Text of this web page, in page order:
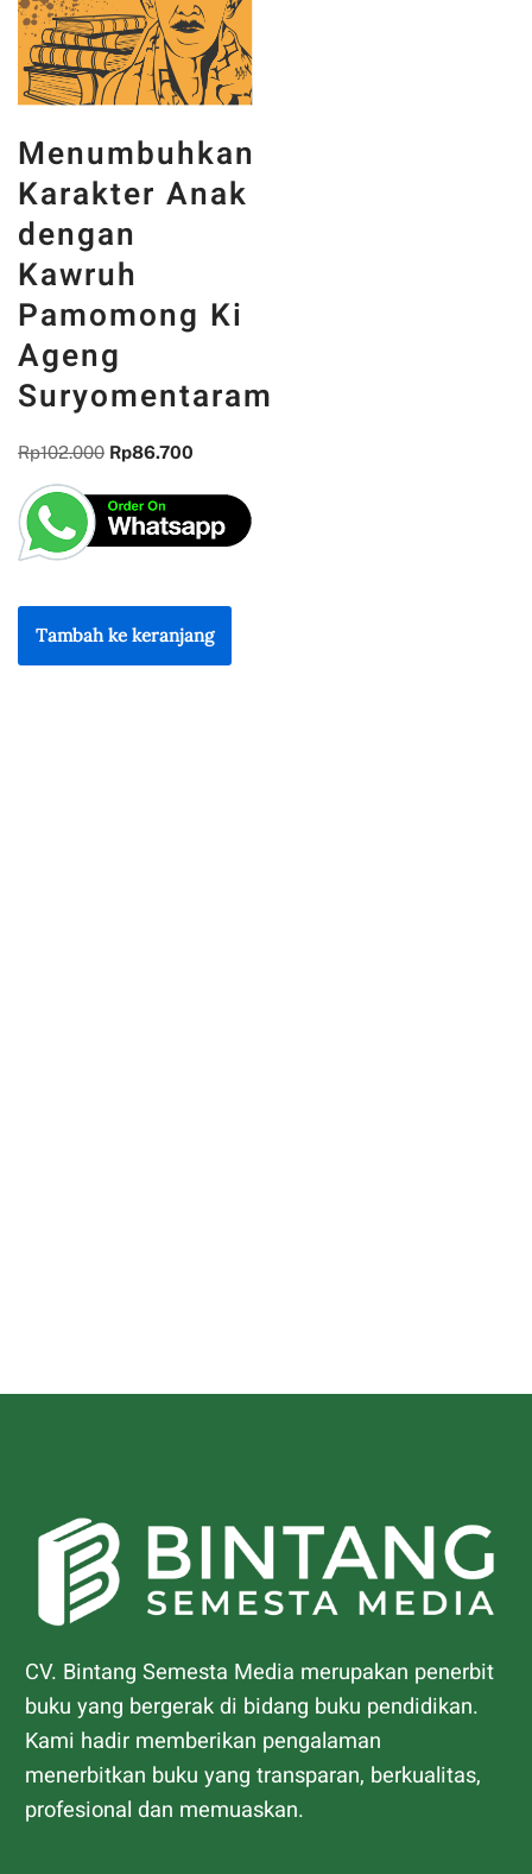
Menumbuhkan
Karakter Anak
dengan
Kawruh
Pamomong Ki
Ageng
Suryomentaram
Rp102.000 Rp86.700
Tambah ke keranjang
CV. Bintang Semesta Media merupakan penerbit
buku yang bergerak di bidang buku pendidikan.
Kami hadir memberikan pengalaman
menerbitkan buku yang transparan, berkualitas,
profesional dan memuaskan.